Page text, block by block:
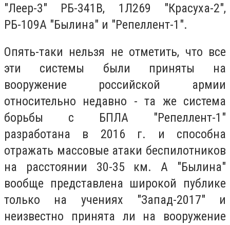
"Леер-3" РБ-341В, 1Л269 "Красуха-2",
РБ-109A "Былина" и "Репеллент-1".
Опять-таки нельзя не отметить, что все
эти системы были приняты на
вооружение российской армии
относительно недавно - та же система
борьбы с БПЛА "Репеллент-1"
разработана в 2016 г. и способна
отражать массовые атаки беспилотников
на расстоянии 30-35 км. А "Былина"
вообще представлена широкой публике
только на учениях "Запад-2017" и
неизвестно принята ли на вооружение